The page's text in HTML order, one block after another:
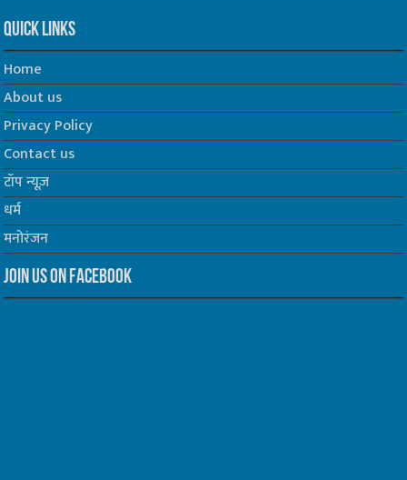
Quick Links
Home
About us
Privacy Policy
Contact us
टॉप न्यूज़
धर्म
मनोरंजन
Join us on Facebook